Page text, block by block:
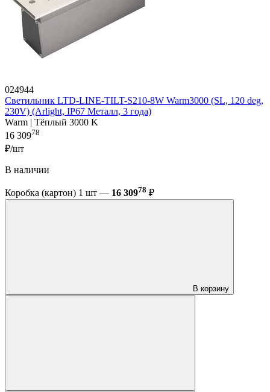
024944
Светильник LTD-LINE-TILT-S210-8W Warm3000 (SL, 120 deg,
230V) (Arlight, IP67 Металл, 3 года)
Warm | Тёплый 3000 K
16 30978
₽/шт
В наличии
Коробка (картон) 1 шт — 16 30978 ₽
В корзину